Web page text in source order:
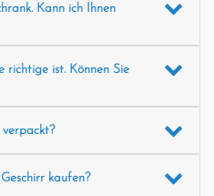
Kann ich Ihnen
richtige ist. Können Sie
kaufen?